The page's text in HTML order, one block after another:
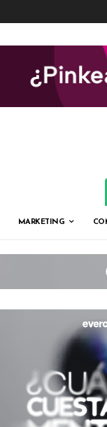
MARKETING